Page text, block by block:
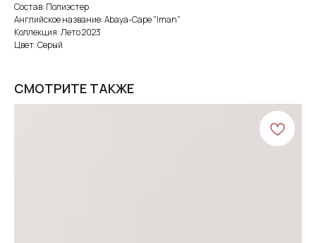
Состав: Полиэстер
Английское название: Abaya-Cape "Iman"
Коллекция: Лето 2023
Цвет: Серый
СМОТРИТЕ ТАКЖЕ